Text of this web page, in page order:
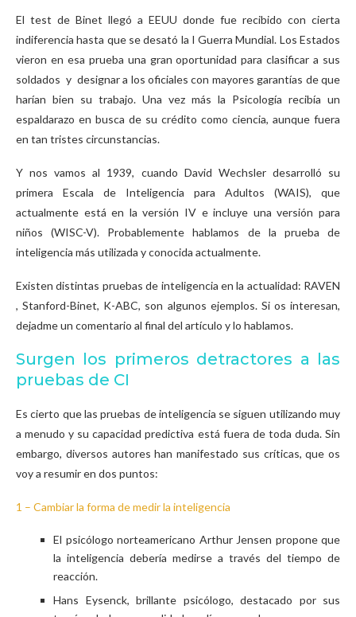
El test de Binet llegó a EEUU donde fue recibido con cierta
indiferencia hasta que se desató la I Guerra Mundial. Los Estados
vieron en esa prueba una gran oportunidad para clasificar a sus
soldados y designar a los oficiales con mayores garantías de que
harían bien su trabajo. Una vez más la Psicología recibía un
espaldarazo en busca de su crédito como ciencia, aunque fuera
en tan tristes circunstancias.
Y nos vamos al 1939, cuando David Wechsler desarrolló su
primera Escala de Inteligencia para Adultos (WAIS), que
actualmente está en la versión IV e incluye una versión para
niños (WISC-V). Probablemente hablamos de la prueba de
inteligencia más utilizada y conocida actualmente.
Existen distintas pruebas de inteligencia en la actualidad: RAVEN
, Stanford-Binet, K-ABC, son algunos ejemplos. Si os interesan,
dejadme un comentario al final del artículo y lo hablamos.
Surgen los primeros detractores a las
pruebas de CI
Es cierto que las pruebas de inteligencia se siguen utilizando muy
a menudo y su capacidad predictiva está fuera de toda duda. Sin
embargo, diversos autores han manifestado sus críticas, que os
voy a resumir en dos puntos:
1 – Cambiar la forma de medir la inteligencia
El psicólogo norteamericano Arthur Jensen propone que
la inteligencia debería medirse a través del tiempo de
reacción.
Hans Eysenck, brillante psicólogo, destacado por sus